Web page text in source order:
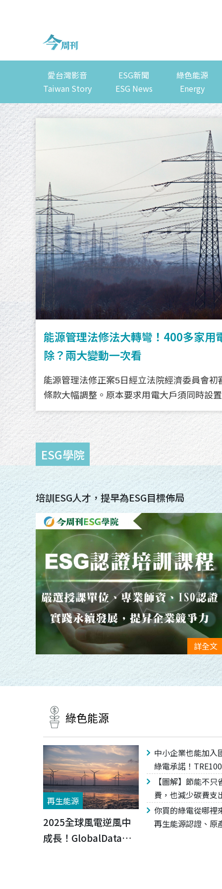
愛台灣影音
Taiwan Story
ESG新聞
ESG News
綠色能源
Energy
能源管理法修法大轉彎！400多家用
除？兩大變動一次看
能源管理法修正案5日經立法院經濟委員會初
條款大幅調整。原本要求用電大戶須同時設
備的規定，引發工總等產業界反彈。 此次初審通過版本修正為僅
適用於新設、增設用電戶，既有用電大戶排
設、增設用電戶可在自用發電設備與儲能設
離岸風電邁入「深水區」！經濟部
海域，2039年27.9GW目標如何跨
網挑戰？
我國離岸風電至7月底總裝置容量累計達
五。經濟部進一步盤點15～18GW新海域，
計畫。但走入「深水區」的離岸風電，也意
戰。23日在總統府氣候變遷委員會上，經濟
上看27.9GW，預計2039年前併網。下一階
面對生態、國安、漁業等敏感議題，成為關
永續報告書申報倒數！櫃買中心：
替ESG評鑑加分
距離永續報告書申報期限僅剩不到一個月，
前完成申報。櫃買中心提醒，企業可善用
與申報。此外，企業若揭露綠色收入及企業
作為ESG評鑑的重要參考，強化永續資訊揭
信義房屋啟動「社區一家，企業同
山人壽率先簽署MOU
數位產品護照（DPP）是什麼？解析
規：哪些產品受影響、企業該如何因
歐盟數位產品護照（Digital Product
入倒數，首波電池產品將於2027年2月起強
料組成、碳足跡及回收等全生命週期資訊。
更多產品，未符合規範者恐失去歐盟市場准
屋頂光電新制8月上路！颱風吹落變
滅？專家破解5大迷思
8月1日起，新建、增建或改建、建築面積達
的建築物，依法須依「每20平方公尺設置1
置太陽光電設備。內政部估計，每年可新增
（660MW）裝置容量。新制公布後，引發外
性、發電效益及成本的討論。
米其林綠星將停頒！昔日全球永續
發漂綠爭議？
2026台灣米其林指南21日公布最新名單，今
「米其林綠星」，肯定餐廳在食材來源、減
理等永續實踐上的投入。然而，這項於2020
譽也將迎來調整，米其林指南宣布未來將停
Taiwan surf brand Vast
apparel
Vast is developing eco-friendly surf and
proprietary fabric it says can reduce water
consumption, and microplastic pollution.
培訓ESG人才，提早為ESG目標佈局
詳全文
綠色能源
2025全球風電逆風中
成長！GlobalData：
中小企業也能加入
綠電承諾！
什麼？台灣版倡議
路，和RE100有何
【圖解】節能不只
費，也減少碳費支
智慧能源管理系統
理、實例一次看
你買的綠電從哪裡
再生能源認證、原